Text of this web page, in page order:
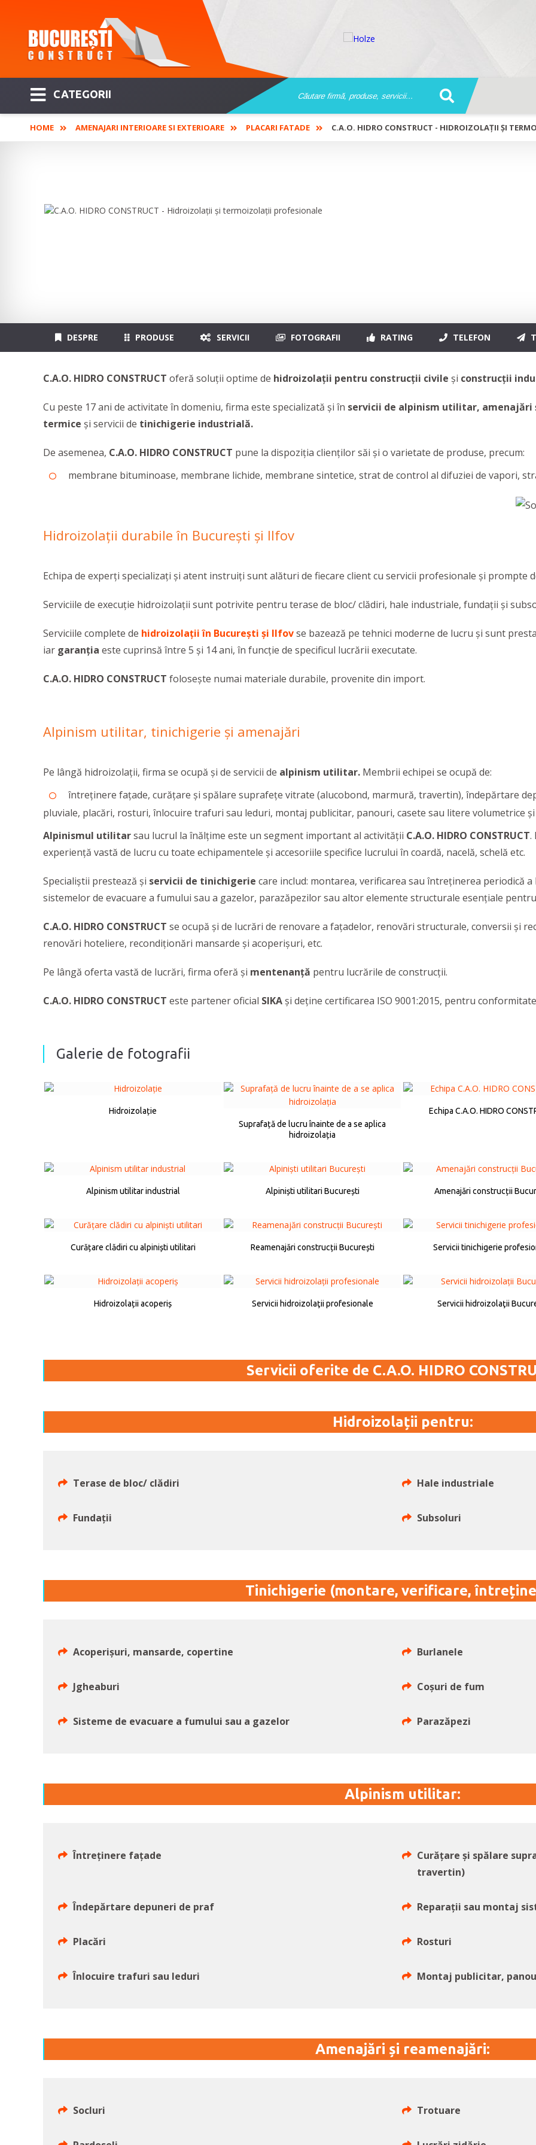
CATEGORII
HOME AMENAJARI INTERIOARE SI EXTERIOARE PLACARI FATADE C.A.O. HIDRO CONSTRUCT - HIDROIZOLAŢII ŞI
DESPRE PRODUSE SERVICII FOTOGRAFII RATING TELEFON
C.A.O. HIDRO CONSTRUCT oferă soluții optime de hidroizolații pentru construcții civile și construcții
Cu peste 17 ani de activitate în domeniu, firma este specializată și în servicii de alpinism utilitar, amenajări
termice și servicii de tinichigerie industrială.
De asemenea, C.A.O. HIDRO CONSTRUCT pune la dispoziţia clienţilor săi şi o varietate de produse, precum:
membrane bituminoase, membrane lichide, membrane sintetice, strat de control al difuziei de vapori,
Hidroizolații durabile în București și Ilfov
Echipa de experți specializați și atent instruiți sunt alături de fiecare client cu servicii profesionale și prompte
Serviciile de execuţie hidroizolaţii sunt potrivite pentru terase de bloc/ clădiri, hale industriale, fundații şi
Serviciile complete de hidroizolații în București și Ilfovse bazează pe tehnici moderne de lucru și sunt
iar garanția este cuprinsă între 5 și 14 ani, în funcție de specificul lucrării executate.
C.A.O. HIDRO CONSTRUCT folosește numai materiale durabile, provenite din import.
Alpinism utilitar, tinichigerie şi amenajări
Pe lângă hidroizolații, firma se ocupă și de servicii de alpinism utilitar. Membrii echipei se ocupă de:
întreținere fațade, curățare și spălare suprafețe vitrate (alucobond, marmură, travertin), îndepărtare
pluviale, placări, rosturi, înlocuire trafuri sau leduri, montaj publicitar, panouri, casete sau litere volumetrice
Alpinismul utilitarsau lucrul la înălțime este un segment important al activității C.A.O. HIDRO CONSTRUCT.
experiență vastă de lucru cu toate echipamentele și accesoriile specifice lucrului în coardă, nacelă, schelă etc.
Specialiștii prestează și servicii de tinichigerie care includ: montarea, verificarea sau întreținerea periodică
sistemelor de evacuare a fumului sau a gazelor, parazăpezilor sau altor elemente structurale esențiale
C.A.O. HIDRO CONSTRUCT se ocupă și de lucrări de renovare a fațadelor, renovări structurale, conversii și
renovări hoteliere, recondiționări mansarde și acoperișuri, etc.
Pe lângă oferta vastă de lucrări, firma oferă și mentenanță pentru lucrările de construcții.
C.A.O. HIDRO CONSTRUCT este partener oficial SIKA şi deţine certificarea ISO 9001:2015, pentru
Galerie de fotografii
Hidroizolație
Suprafață de lucru înainte de a se aplica
hidroizolația
Echipa C.A.O. HIDRO
Alpinism utilitar industrial Alpiniști utilitari București Amenajări construcții
Curățare clădiri cu alpiniști utilitari Reamenajări construcții București Servicii tinichigerie
Hidroizolații acoperiș Servicii hidroizolaţii profesionale Servicii hidroizolaţii
Servicii oferite de C.A.O. HIDRO
Hidroizolații pentru:
Terase de bloc/ clădiri Hale industriale
Fundații Subsoluri
Tinichigerie (montare, verificare,
Acoperişuri, mansarde, copertine Burlanele
Jgheaburi Coșuri de fum
Sisteme de evacuare a fumului sau a gazelor Parazăpezi
Alpinism utilitar:
Întreținere fațade
Curățare și spălare
travertin)
Îndepărtare depuneri de praf Reparații sau montaj
Placări Rosturi
Înlocuire trafuri sau leduri Montaj publicitar,
Amenajări și reamenajări:
Socluri Trotuare